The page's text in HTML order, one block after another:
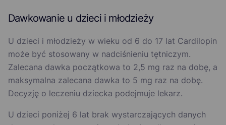
Dawkowanie u dzieci i młodzieży
U dzieci i młodzieży w wieku od 6 do 17 lat Cardilopin
może być stosowany w nadciśnieniu tętniczym.
Zalecana dawka początkowa to 2,5 mg raz na dobę, a
maksymalna zalecana dawka to 5 mg raz na dobę.
Decyzję o leczeniu dziecka podejmuje lekarz.
U dzieci poniżej 6 lat brak wystarczających danych